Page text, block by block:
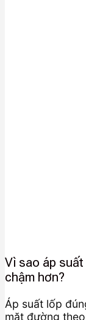
Vì sao áp
chậm hơn?
Áp suất lốp
mặt đường